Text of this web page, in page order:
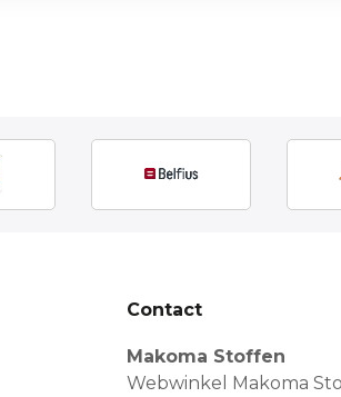
Contact
Makoma Stoffen
Webwinkel Makoma